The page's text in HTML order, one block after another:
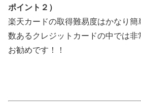
ポイント２）
楽天カードの取得難易度はかなり簡
数あるクレジットカードの中では
お勧めです！！